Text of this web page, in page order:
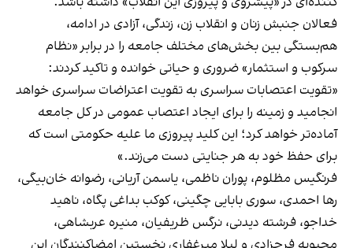
فعالان جنبش زنان و انقلاب زن، زندگی، آزادی در ادامه،
هم‌بستگی بین بخش‌های مختلف جامعه را در برابر «نظام
سرکوب و استثمار» ضروری و حیاتی خوانده و تاکید کردند:
«تقویت اعتصابات سراسری به تقویت اعتراضات سراسری خواهد
انجامید و زمینه را برای ایجاد اعتصاب عمومی در کل جامعه
آماده‌تر خواهد کرد؛ این کلید پیروزی ما علیه حکومتی است که
برای حفظ خود به هر جنایتی دست می‌زند.»
فرنگیس مظلوم، پوران ناظمی، یاسمن آریانی، رضوانه خان‌بیگی،
رها احمدی، سوری بابایی چگینی، کوکب بداغی پگاه، ناهید
خداجو، فرشته دیدنی، نرگس ظریفیان، منیره عربشاهی،